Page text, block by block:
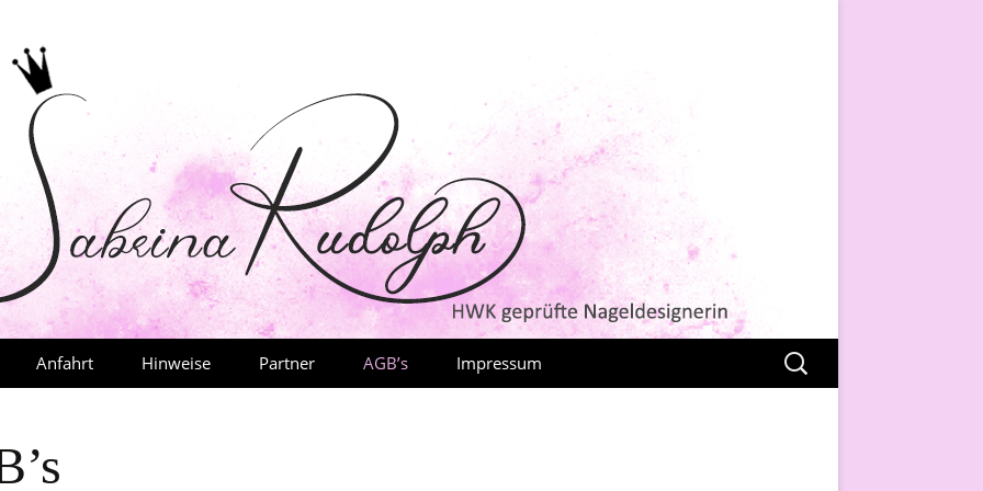
Anfahrt Hinweise Partner AGB’s Impressum
Suchen
nach: